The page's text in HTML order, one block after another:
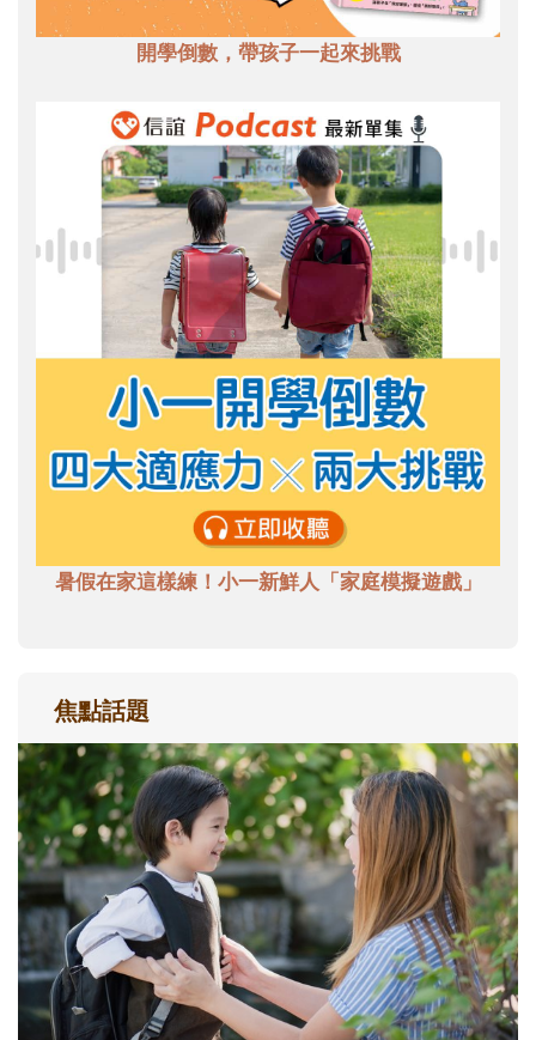
開學倒數，帶孩子一起來挑戰
暑假在家這樣練！小一新鮮人「家庭模擬遊戲」
焦點話題
和孩子一起長大的那個男人│讀懂父親的
不同模樣
沒有人天生就擅長當爸爸！男人總是在一次
次「前所未有」的體驗中，跟著孩子一起長
大。從給予安全感的肢體遊戲，到獨立自
主、角色認同及解決問題的能力養成。爸爸
正嘗試用不同的模樣，參與孩子每個重要的